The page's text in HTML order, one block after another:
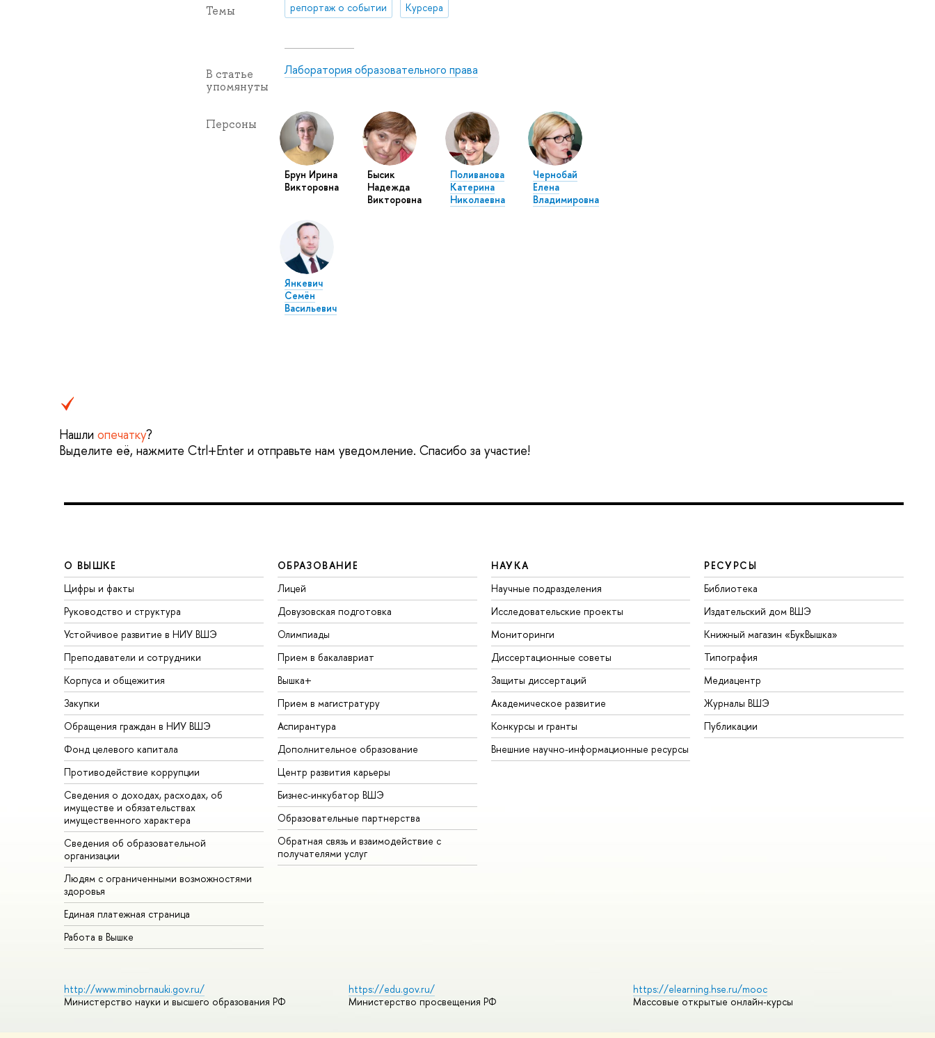
Темы репортаж о событии Курсера
В статье
упомянуты
Лаборатория образовательного права
Персоны
Брун Ирина
Викторовна
Бысик
Надежда
Викторовна
Поливанова
Катерина
Николаевна
Чернобай
Елена
Владимировна
Янкевич
Семён
Васильевич
Нашли опечатку?
Выделите её, нажмите Ctrl+Enter и отправьте нам уведомление. Спасибо за участие!
О ВЫШКЕ
Цифры и факты
Руководство и структура
Устойчивое развитие в НИУ ВШЭ
Преподаватели и сотрудники
Корпуса и общежития
Закупки
Обращения граждан в НИУ ВШЭ
Фонд целевого капитала
Противодействие коррупции
Сведения о доходах, расходах, об
имуществе и обязательствах
имущественного характера
Сведения об образовательной
организации
Людям с ограниченными возможностями
здоровья
Единая платежная страница
Работа в Вышке
ОБРАЗОВАНИЕ
Лицей
Довузовская подготовка
Олимпиады
Прием в бакалавриат
Вышка+
Прием в магистратуру
Аспирантура
Дополнительное образование
Центр развития карьеры
Бизнес-инкубатор ВШЭ
Образовательные партнерства
Обратная связь и взаимодействие с
получателями услуг
НАУКА
Научные подразделения
Исследовательские проекты
Мониторинги
Диссертационные советы
Защиты диссертаций
Академическое развитие
Конкурсы и гранты
Внешние научно-информационные ресурсы
РЕСУРСЫ
Библиотека
Издательский дом ВШЭ
Книжный магазин «БукВышка»
Типография
Медиацентр
Журналы ВШЭ
Публикации
http://www.minobrnauki.gov.ru/
Министерство науки и высшего образования РФ
https://edu.gov.ru/
Министерство просвещения РФ
https://elearning.hse.ru/mooc
Массовые открытые онлайн-курсы